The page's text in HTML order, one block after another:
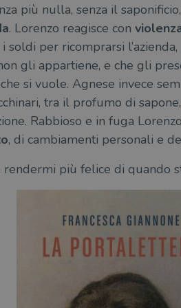
più nulla, senza il
. Lorenzo reagisce con
per ricomprarsi
gli appartiene, e che gli
si vuole. Agnese invece
tra il profumo di
Rabbioso e in fuga
, di cambiamenti personali e
rendermi più felice di quando